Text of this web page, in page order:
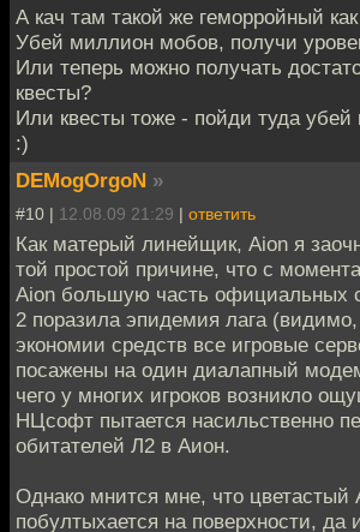
А кач там такой же геморройный
Убей миллион мобов, получи
Или теперь можно получать
квесты?
Или квесты тоже - пойди туда
:)
DEMogOrgoN »
#10 | 12.08.09 21:29 | ответить
Как матерый линейщик, Aion я
той простой причине, что с
Aion большую часть официальных
2 поразила эпидемия лага
экономии средств все игровые
посажены на один диалапный
чего у многих игроков возникло
НЦсофт пытается насильственно
обитателей Л2 в Аион.
Однако мнится мне, что цветастый
побултыхается на поверхности, да